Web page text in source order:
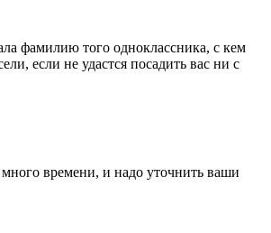
фамилию того одноклассника, с кем
если не удастся посадить вас ни с
времени, и надо уточнить ваши